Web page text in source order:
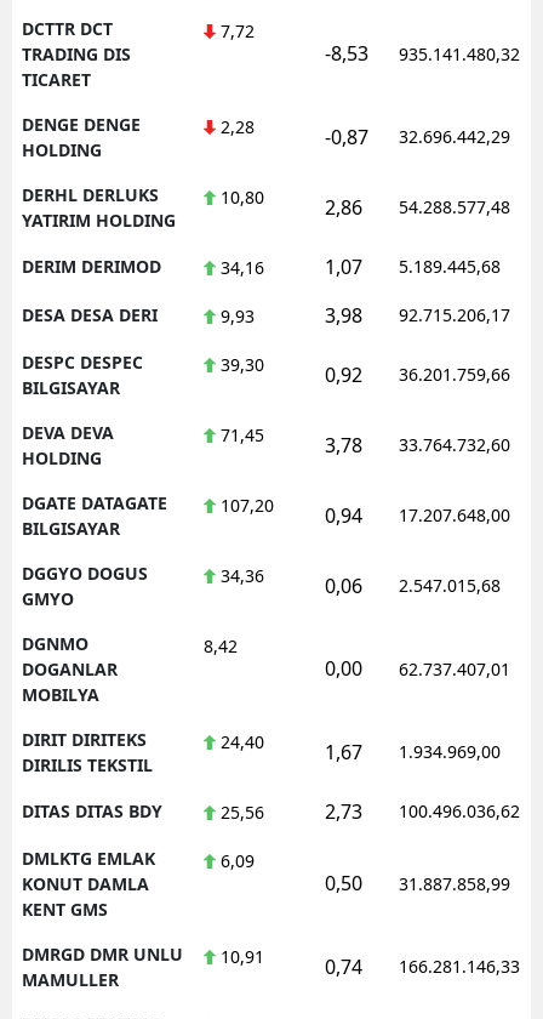
DCTTR DCT
TRADING DIS
TICARET
7,72
-8,53 935.141.480,32
DENGE DENGE
HOLDING
2,28 -0,87 32.696.442,29
DERHL DERLUKS
YATIRIM HOLDING
10,80 2,86 54.288.577,48
DERIM DERIMOD 34,16 1,07 5.189.445,68
DESA DESA DERI 9,93 3,98 92.715.206,17
DESPC DESPEC
BILGISAYAR
39,30 0,92 36.201.759,66
DEVA DEVA
HOLDING
71,45 3,78 33.764.732,60
DGATE DATAGATE
BILGISAYAR
107,20 0,94 17.207.648,00
DGGYO DOGUS
GMYO
34,36 0,06 2.547.015,68
DGNMO
DOGANLAR
MOBILYA
8,42
0,00 62.737.407,01
DIRIT DIRITEKS
DIRILIS TEKSTIL
24,40 1,67 1.934.969,00
DITAS DITAS BDY 25,56 2,73 100.496.036,62
DMLKTG EMLAK
KONUT DAMLA
KENT GMS
6,09
0,50 31.887.858,99
DMRGD DMR UNLU
MAMULLER
10,91 0,74 166.281.146,33